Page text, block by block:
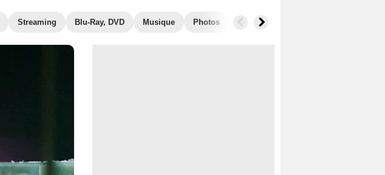
Streaming Blu-Ray, DVD Musique Photos Secrets de tournage